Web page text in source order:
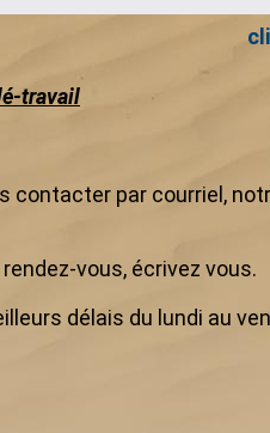
travail
contacter par courriel,
vous, écrivez vous.
délais du lundi au